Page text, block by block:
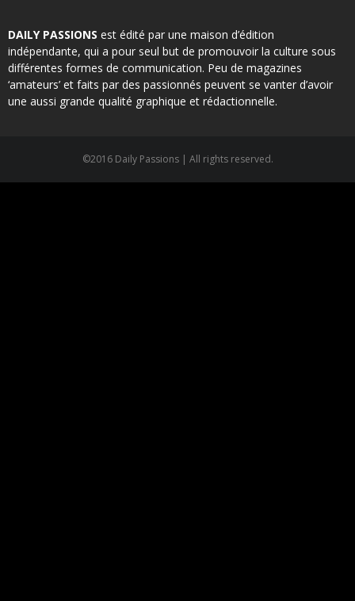
DAILY PASSIONS est édité par une maison d’édition
indépendante, qui a pour seul but de promouvoir la culture sous
différentes formes de communication. Peu de magazines
‘amateurs’ et faits par des passionnés peuvent se vanter d’avoir
une aussi grande qualité graphique et rédactionnelle.
©2016 Daily Passions | All rights reserved.